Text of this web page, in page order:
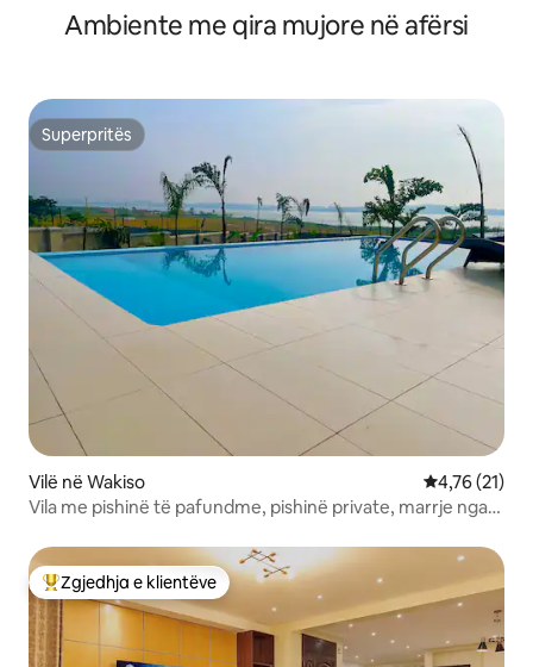
Ambiente me qira mujore në afërsi
Superpritës
Superpritës
Vilë në Wakiso Vlerësimi
4,76 (21)
Vila me pishinë të pafundme, pishinë private, marrje nga
Më të mirat e zgjedhjeve të klientëve
Zgjedhja e klientëve